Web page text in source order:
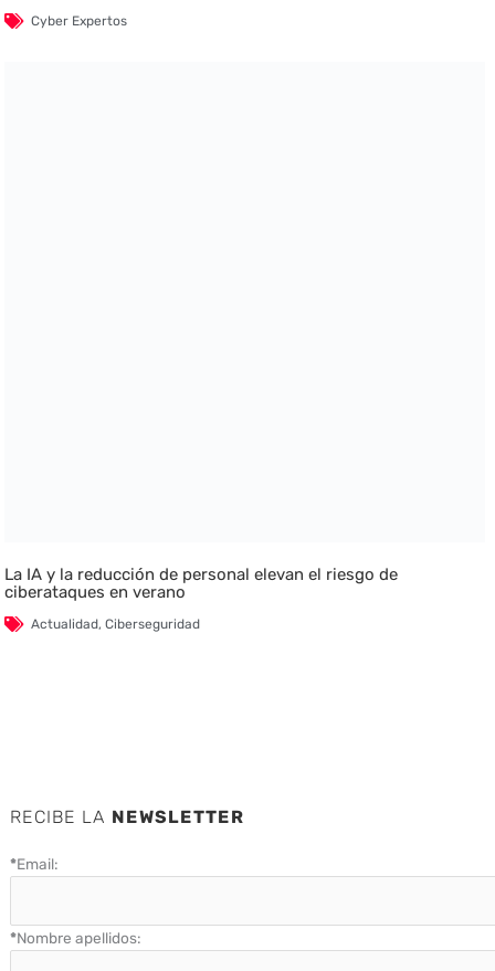
Cyber Expertos
La IA y la reducción de personal elevan el riesgo de
ciberataques en verano
Actualidad,Ciberseguridad
RECIBE LA NEWSLETTER
*Email:
*Nombre apellidos: